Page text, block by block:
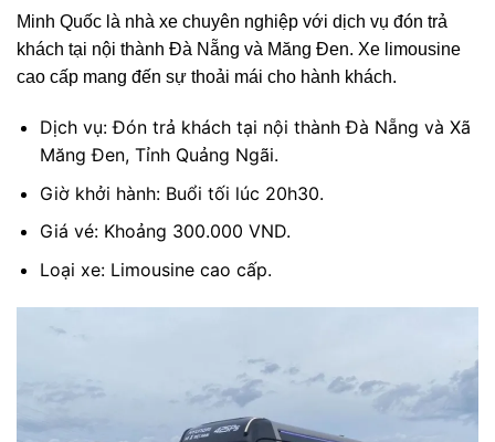
Minh Quốc là nhà xe chuyên nghiệp với dịch vụ đón trả
khách tại nội thành Đà Nẵng và Măng Đen. Xe limousine
cao cấp mang đến sự thoải mái cho hành khách.
Dịch vụ: Đón trả khách tại nội thành Đà Nẵng và Xã
Măng Đen, Tỉnh Quảng Ngãi.
Giờ khởi hành: Buổi tối lúc 20h30.
Giá vé: Khoảng 300.000 VND.
Loại xe: Limousine cao cấp.